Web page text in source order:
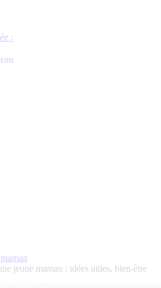
:
jeune maman : idées utiles, bien-être